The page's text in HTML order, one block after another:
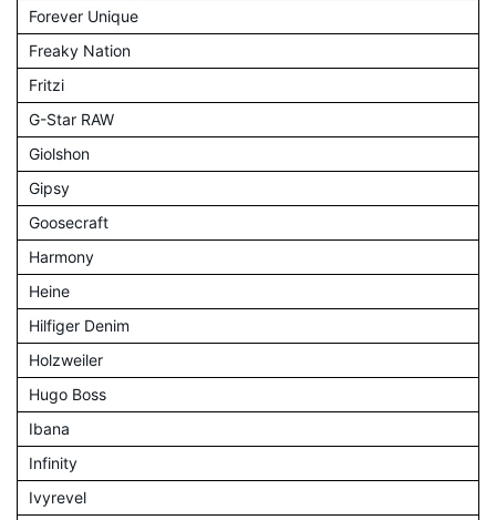
Forever Unique
Freaky Nation
Fritzi
G-Star RAW
Giolshon
Gipsy
Goosecraft
Harmony
Heine
Hilfiger Denim
Holzweiler
Hugo Boss
Ibana
Infinity
Ivyrevel